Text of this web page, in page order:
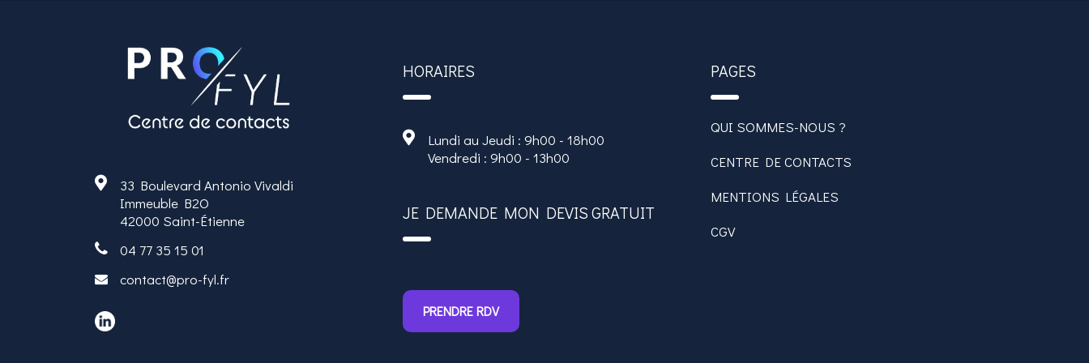
33 Boulevard Antonio Vivaldi
Immeuble B2O
42000 Saint-Étienne
04 77 35 15 01
contact@pro-fyl.fr
HORAIRES
Lundi au Jeudi : 9h00 - 18h00
Vendredi : 9h00 - 13h00
JE DEMANDE MON DEVIS GRATUIT
PRENDRE RDV
PAGES
QUI SOMMES-NOUS ?
CENTRE DE CONTACTS
MENTIONS LÉGALES
CGV